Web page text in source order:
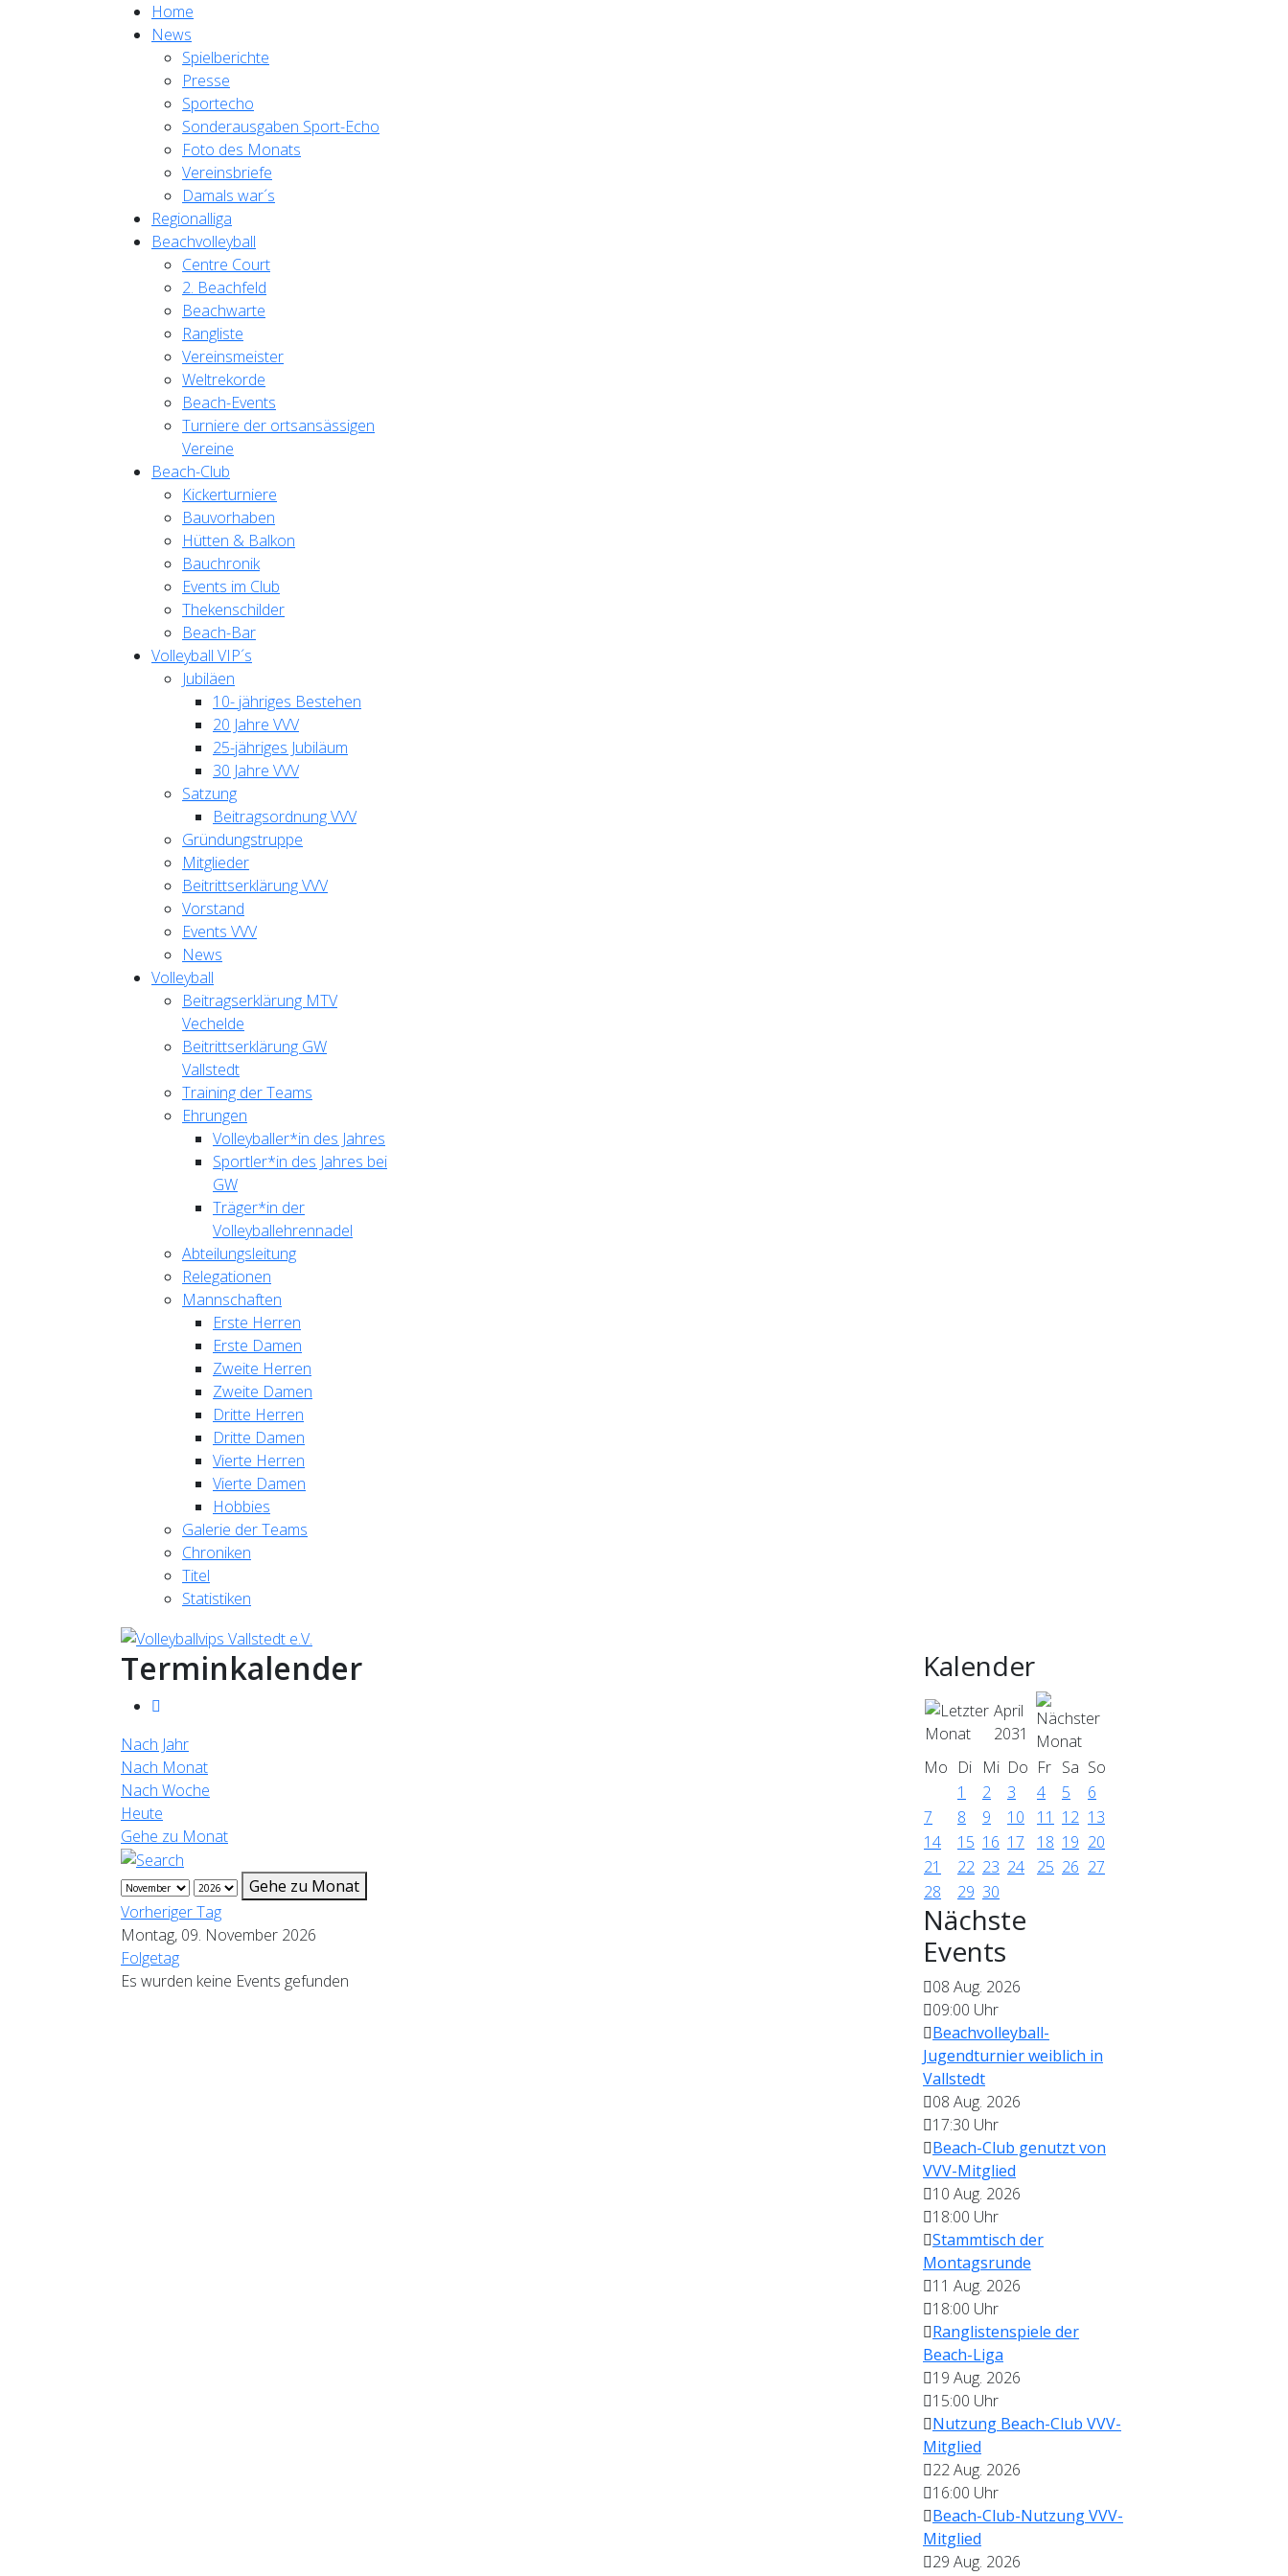
Home
News
Spielberichte
Presse
Sportecho
Sonderausgaben Sport-Echo
Foto des Monats
Vereinsbriefe
Damals war´s
Regionalliga
Beachvolleyball
Centre Court
2. Beachfeld
Beachwarte
Rangliste
Vereinsmeister
Weltrekorde
Beach-Events
Turniere der ortsansässigen
Vereine
Beach-Club
Kickerturniere
Bauvorhaben
Hütten & Balkon
Bauchronik
Events im Club
Thekenschilder
Beach-Bar
Volleyball VIP´s
Jubiläen
10- jähriges Bestehen
20 Jahre VVV
25-jähriges Jubiläum
30 Jahre VVV
Satzung
Beitragsordnung VVV
Gründungstruppe
Mitglieder
Beitrittserklärung VVV
Vorstand
Events VVV
News
Volleyball
Beitragserklärung MTV
Vechelde
Beitrittserklärung GW
Vallstedt
Training der Teams
Ehrungen
Volleyballer*in des Jahres
Sportler*in des Jahres bei
GW
Träger*in der
Volleyballehrennadel
Abteilungsleitung
Relegationen
Mannschaften
Erste Herren
Erste Damen
Zweite Herren
Zweite Damen
Dritte Herren
Dritte Damen
Vierte Herren
Vierte Damen
Hobbies
Galerie der Teams
Chroniken
Titel
Statistiken
Terminkalender
Nach Jahr
Nach Monat
Nach Woche
Heute
Gehe zu Monat
Gehe zu Monat
Vorheriger Tag
Montag, 09. November 2026
Folgetag
Es wurden keine Events gefunden
Kalender
April
2031
Mo Di Mi Do Fr Sa So
1
2 3 4 5
6
7
8 9 10 11 12 13
14
15 16 17 18 19 20
21
22 23 24 25 26 27
28
29 30
Nächste
Events
08 Aug. 2026
09:00 Uhr
Beachvolleyball-
Jugendturnier weiblich in
Vallstedt
08 Aug. 2026
17:30 Uhr
Beach-Club genutzt von
VVV-Mitglied
10 Aug. 2026
18:00 Uhr
Stammtisch der
Montagsrunde
11 Aug. 2026
18:00 Uhr
Ranglistenspiele der
Beach-Liga
19 Aug. 2026
15:00 Uhr
Nutzung Beach-Club VVV-
Mitglied
22 Aug. 2026
16:00 Uhr
Beach-Club-Nutzung VVV-
Mitglied
29 Aug. 2026